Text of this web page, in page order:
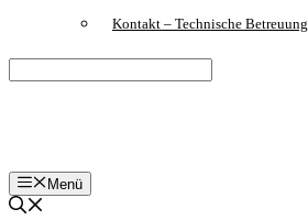
Kontakt – Technische Betreuung
Menü